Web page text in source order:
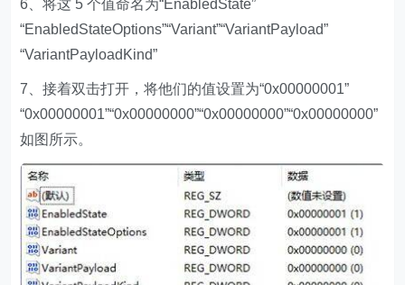
6、将这 5 个值命名为“EnabledState”
“EnabledStateOptions”“Variant”“VariantPayload”
“VariantPayloadKind”
7、接着双击打开，将他们的值设置为“0x00000001”
“0x00000001”“0x00000000”“0x00000000”“0x00000000”
如图所示。